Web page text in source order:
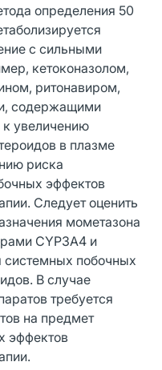
определения 50
с сильными
кетоконазолом,
ритонавиром,
содержащими
к увеличению
в плазме
риска
эффектов
Следует оценить
мометазона
CYP3A4 и
системных побочных
В случае
требуется
на предмет
эффектов